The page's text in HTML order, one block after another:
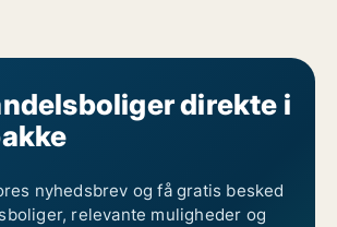
direkte i
nyhedsbrev og få gratis besked
relevante muligheder og